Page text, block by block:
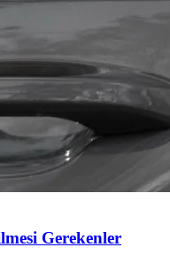
Gerekenler